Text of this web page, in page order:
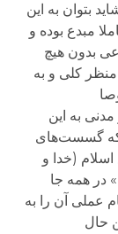
بتوان به این
مبدع بوده و
بدون هیچ
کلی و به
به این
که گسست‌های
(خدا و
در همه جا
عملی آن را به
حال